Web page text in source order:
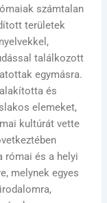
számtalan
területek
találkozott
egymásra.
és
elemeket,
kultúrát vette
római és a helyi
melynek egyes